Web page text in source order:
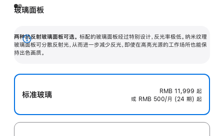
玻璃面板
两种抗反射玻璃面板可选。 标配的玻璃面板经过特别设计，反光率极低。纳米纹理
玻璃面板可分散反射光，从而进一步减少反光，即使在高亮光源的工作场所也能保
持出色画质。
展
开
标准玻璃 RMB 11,999 起
或 RMB 500/月 (24 期) 起